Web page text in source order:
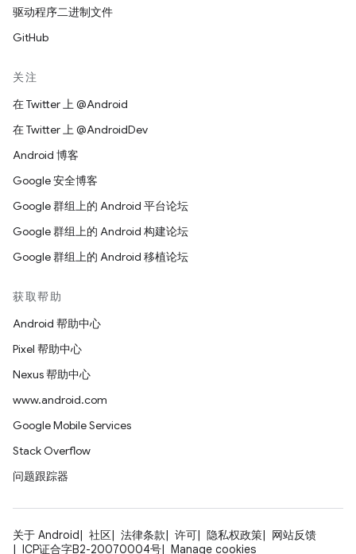
驱动程序二进制文件
GitHub
关注
在 Twitter 上 @Android
在 Twitter 上 @AndroidDev
Android 博客
Google 安全博客
Google 群组上的 Android 平台论坛
Google 群组上的 Android 构建论坛
Google 群组上的 Android 移植论坛
获取帮助
Android 帮助中心
Pixel 帮助中心
Nexus 帮助中心
www.android.com
Google Mobile Services
Stack Overflow
问题跟踪器
关于 Android 社区 法律条款 许可 隐私权政策
网站反馈
ICP证合字B2-20070004号
Manage cookies